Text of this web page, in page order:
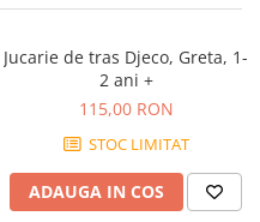
Jucarie de tras Djeco, Greta, 1-
2 ani +
115,00 RON
STOC LIMITAT
ADAUGA IN COS